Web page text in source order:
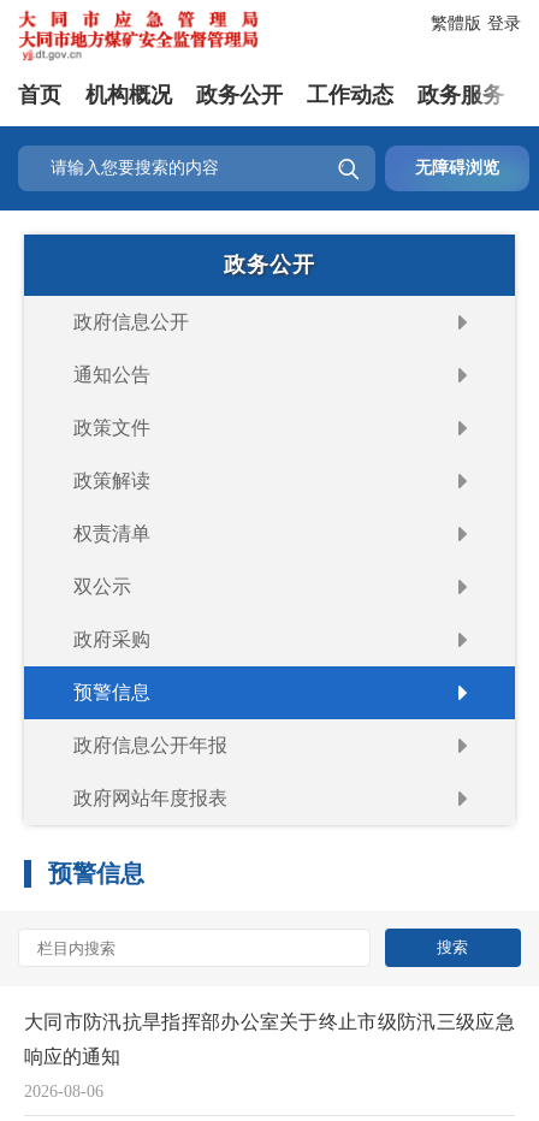
登录
繁體版
首页 机构概况 政务公开 工作动态 政务服务
 无障碍浏览
政务公开
政府信息公开
通知公告
政策文件
政策解读
权责清单
双公示
政府采购
预警信息
政府信息公开年报
政府网站年度报表
预警信息
2026-08-06
大同市防汛抗旱指挥部办公室关于终止市级防汛三级应急
响应的通知